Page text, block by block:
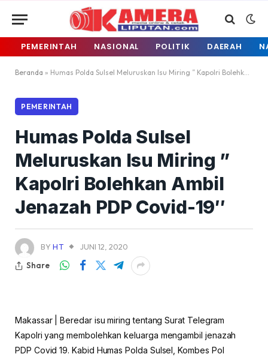
PEMERINTAH NASIONAL POLITIK DAERAH
Beranda » Humas Polda Sulsel Meluruskan Isu Miring ” Kapolri Bolehkan Ambil Jenazah PDP Covid-19″
PEMERINTAH
Humas Polda Sulsel
Meluruskan Isu Miring ”
Kapolri Bolehkan Ambil
Jenazah PDP Covid-19″
BY HT
JUNI 12, 2020
Share
Makassar | Beredar isu miring tentang Surat Telegram
Kapolri yang membolehkan keluarga mengambil jenazah
PDP Covid 19. Kabid Humas Polda Sulsel, Kombes Pol